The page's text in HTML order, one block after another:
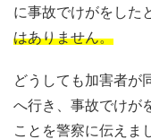
に事故でけがをした
はありません。
どうしても加害者が
へ行き、事故でけが
ことを警察に伝えま